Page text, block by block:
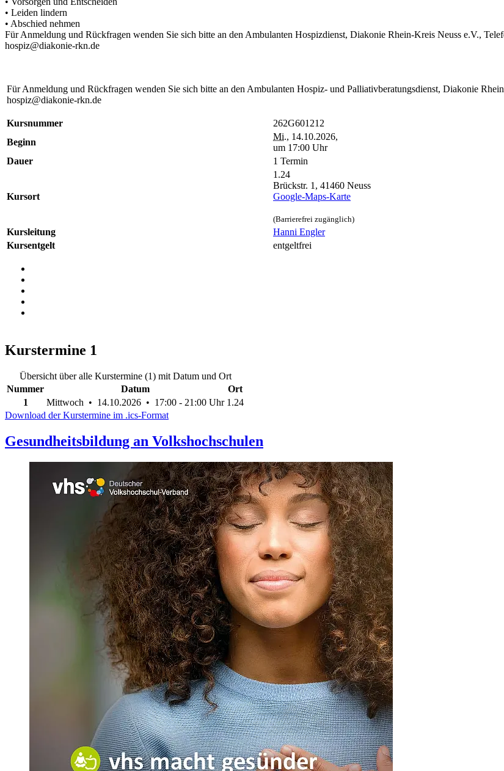
• Leiden lindern
• Abschied nehmen
Für Anmeldung und Rückfragen wenden Sie sich bitte an den Ambulanten Hospizdienst, Diakonie Rhein-Kreis Neuss e.V.,
hospiz@diakonie-rkn.de
Für Anmeldung und Rückfragen wenden Sie sich bitte an den Ambulanten Hospiz- und Palliativberatungsdienst, Diakonie
hospiz@diakonie-rkn.de
Kursnummer
262G601212
Beginn
Mi., 14.10.2026,
um 17:00 Uhr
Dauer
1 Termin
Kursort
1.24
Brückstr. 1, 41460 Neuss
Google-Maps-Karte
(Barrierefrei zugänglich)
Kursleitung
Hanni Engler
Kursentgelt
entgeltfrei
Kurstermine 1
Übersicht über alle Kurstermine (1) mit Datum und Ort
Nummer
Datum
Ort
1
Mittwoch • 14.10.2026 • 17:00 - 21:00 Uhr 1.24
Download der Kurstermine im .ics-Format
Gesundheitsbildung an Volkshochschulen